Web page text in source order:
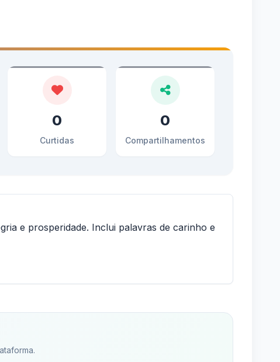
0
Curtidas
0
Compartilhamentos
e prosperidade. Inclui palavras de carinho e